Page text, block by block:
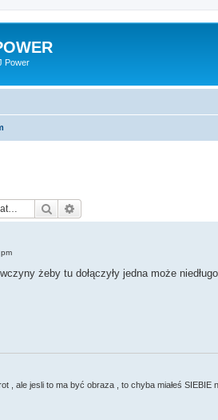
Power
Szukaj
żeby tu dołączyły jedna może
, ale jesli to ma być obraza , to chyba miałeś SIEBIE